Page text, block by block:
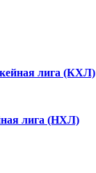
лига (КХЛ)
лига (НХЛ)